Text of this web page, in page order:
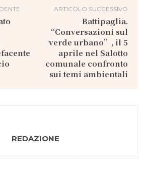
ARTICOLO SUCCESSIVO
Battipaglia.
“Conversazioni sul
verde urbano”, il 5
aprile nel Salotto
comunale confronto
sui temi ambientali
REDAZIONE